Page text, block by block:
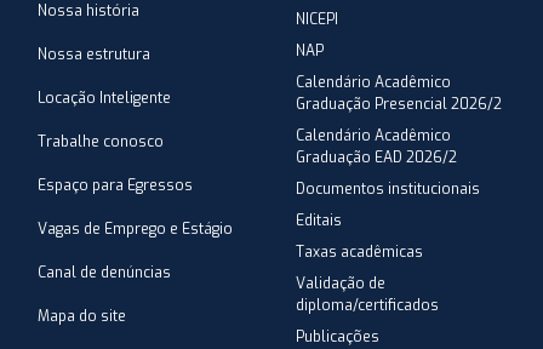
Nossa história
Nossa estrutura
Locação Inteligente
Trabalhe conosco
Espaço para Egressos
Vagas de Emprego e Estágio
Canal de denúncias
Mapa do site
NICEPI
NAP
Calendário Acadêmico
Graduação Presencial 2026/2
Calendário Acadêmico
Graduação EAD 2026/2
Documentos institucionais
Editais
Taxas acadêmicas
Validação de
diploma/certificados
Publicações